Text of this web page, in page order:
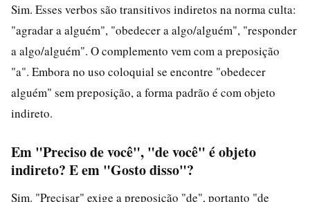
Sim. Esses verbos são transitivos indiretos na norma culta:
"agradar a alguém", "obedecer a algo/alguém", "responder
a algo/alguém". O complemento vem com a preposição
"a". Embora no uso coloquial se encontre "obedecer
alguém" sem preposição, a forma padrão é com objeto
indireto.
Em "Preciso de você", "de você" é objeto
indireto? E em "Gosto disso"?
Sim. "Precisar" exige a preposição "de", portanto "de